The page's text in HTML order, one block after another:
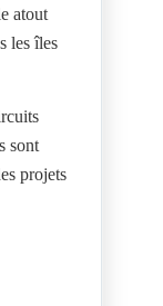
atout
les îles
sont
projets